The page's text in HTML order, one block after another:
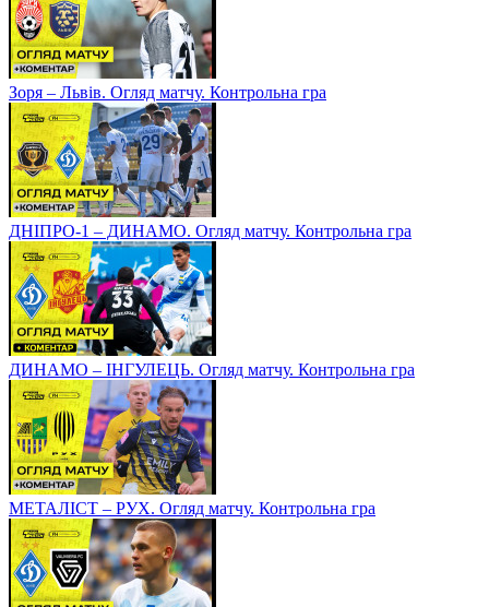
Зоря – Львів. Огляд матчу. Контрольна гра
ДНІПРО-1 – ДИНАМО. Огляд матчу. Контрольна гра
ДИНАМО – ІНГУЛЕЦЬ. Огляд матчу. Контрольна гра
МЕТАЛІСТ – РУХ. Огляд матчу. Контрольна гра